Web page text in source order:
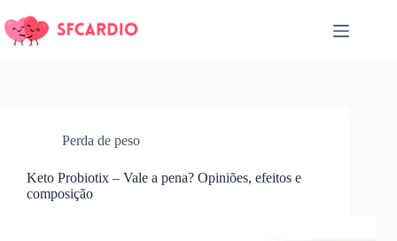
para
Perda de peso
Keto Probiotix – Vale a pena? Opiniões, efeitos e
composição